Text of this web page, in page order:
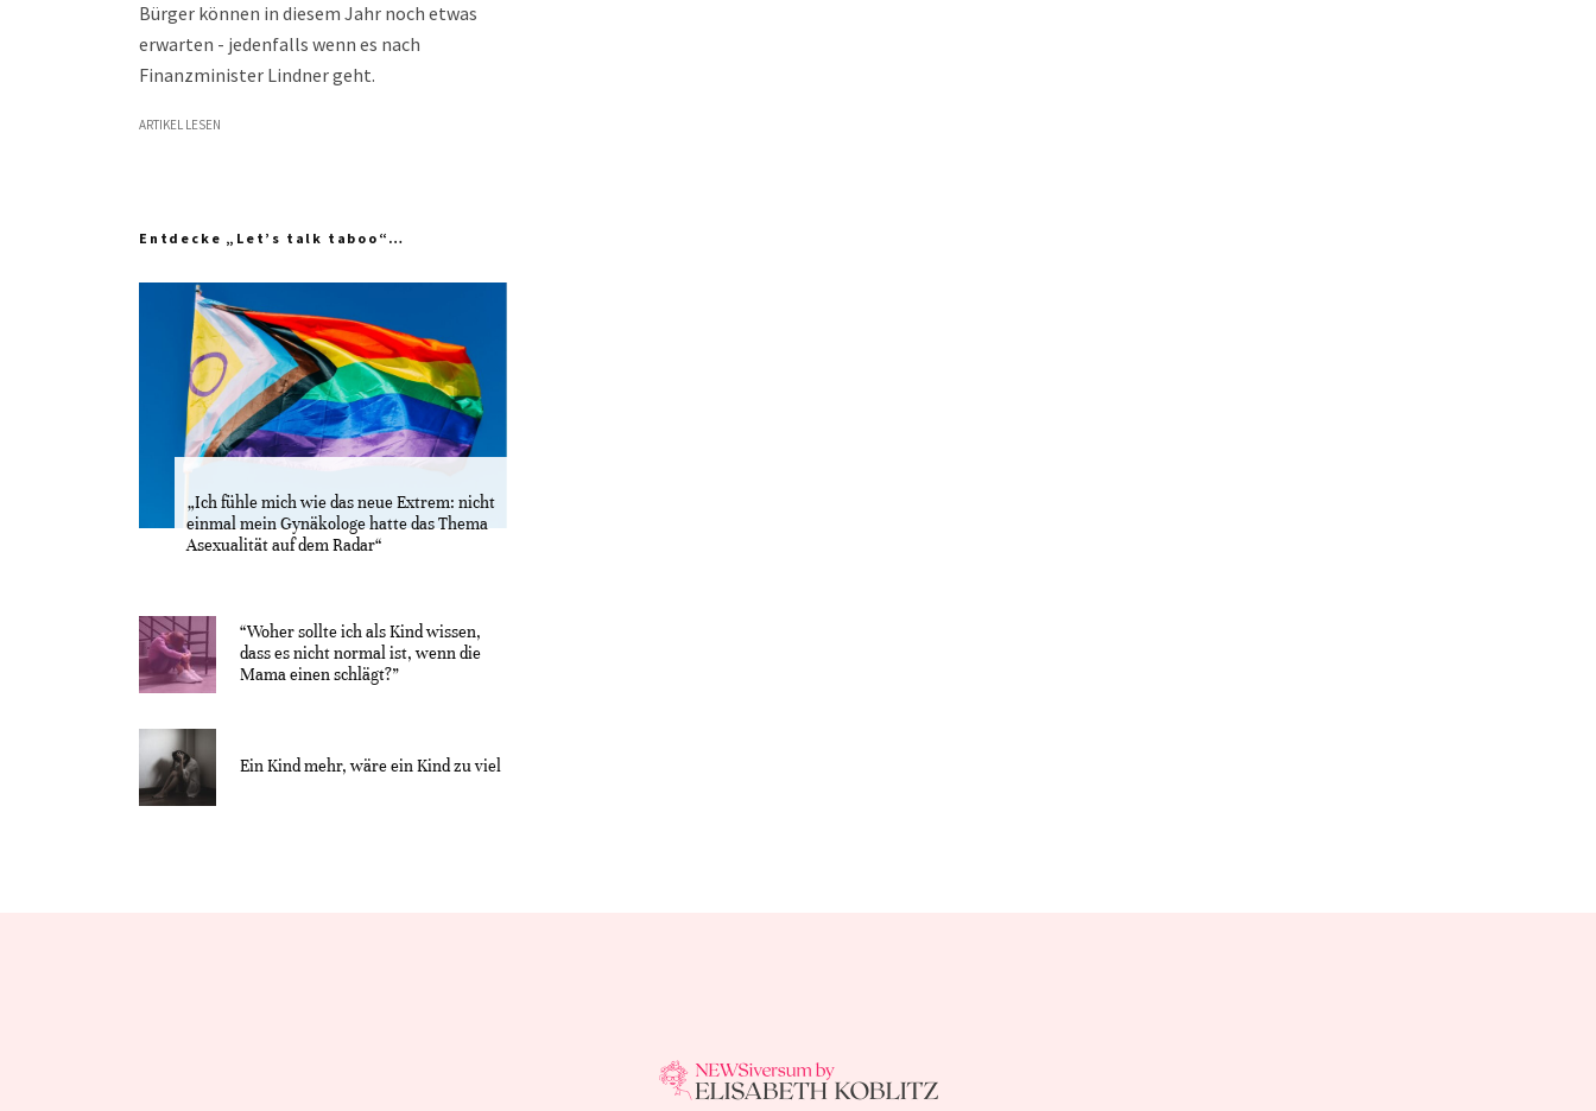
Bürger können in diesem Jahr noch etwas
erwarten - jedenfalls wenn es nach
Finanzminister Lindner geht.
ARTIKEL LESEN
Entdecke „Let’s talk taboo“…
„Ich fühle mich wie das neue Extrem: nicht
einmal mein Gynäkologe hatte das Thema
Asexualität auf dem Radar“
“Woher sollte ich als Kind wissen,
dass es nicht normal ist, wenn die
Mama einen schlägt?”
Ein Kind mehr, wäre ein Kind zu viel